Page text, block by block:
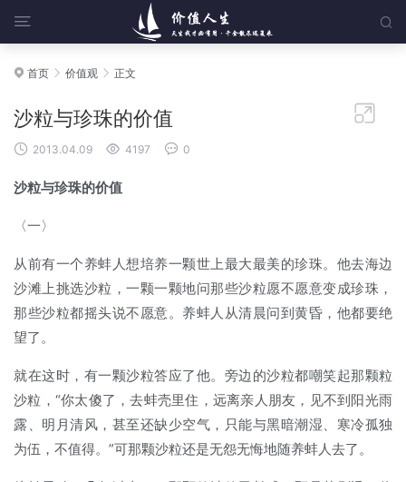
 
 首页  价值观  正文

沙粒与珍珠的价值
 2013.04.09  4197  0
沙粒与珍珠的价值
〈一〉
从前有一个养蚌人想培养一颗世上最大最美的珍珠。他去海边
沙滩上挑选沙粒，一颗一颗地问那些沙粒愿不愿意变成珍珠，
那些沙粒都摇头说不愿意。养蚌人从清晨问到黄昏，他都要绝
望了。
就在这时，有一颗沙粒答应了他。旁边的沙粒都嘲笑起那颗粒
沙粒，“你太傻了，去蚌壳里住，远离亲人朋友，见不到阳光雨
露、明月清风，甚至还缺少空气，只能与黑暗潮湿、寒冷孤独
为伍，不值得。”可那颗沙粒还是无怨无悔地随养蚌人去了。